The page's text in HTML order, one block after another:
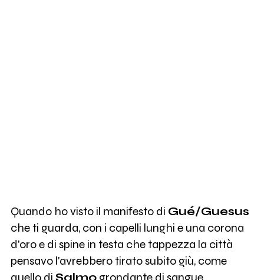
Quando ho visto il manifesto di Gué/Guesus
che ti guarda, con i capelli lunghi e una corona
d'oro e di spine in testa che tappezza la città
pensavo l'avrebbero tirato subito giù, come
quello di Salmogrondante di sangue.